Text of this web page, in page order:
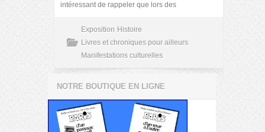
intéressant de rappeler que lors des
Exposition Histoire
Livres et chroniques pour ailleurs
Manifestations culturelles
NOTRE BOUTIQUE EN LIGNE